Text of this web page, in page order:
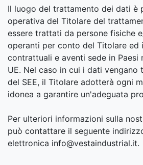
Il luogo del trattamento dei dati è
operativa del Titolare del
essere trattati da persone fisiche
operanti per conto del Titolare ed
contrattuali e aventi sede in Paesi
UE. Nel caso in cui i dati
del SEE, il Titolare adotterà ogni
idonea a garantire un'adeguata
Per ulteriori informazioni sulla
può contattare il seguente
elettronica info@vestaindustrial.it.